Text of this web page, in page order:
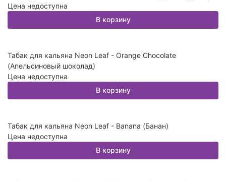
Цена недоступна
В корзину
Табак для кальяна Neon Leaf - Orange Chocolate
(Апельсиновый шоколад)
Цена недоступна
В корзину
Табак для кальяна Neon Leaf - Banana (Банан)
Цена недоступна
В корзину